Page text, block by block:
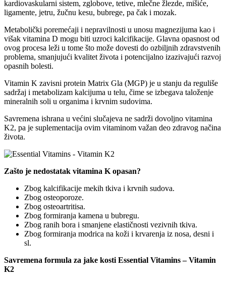
kardiovaskularni sistem, zglobove, tetive, mlečne žlezde, mišiće,
ligamente, jetru, žučnu kesu, bubrege, pa čak i mozak.
Metabolički poremećaji i nepravilnosti u unosu magnezijuma kao i
višak vitamina D mogu biti uzroci kalcifikacije. Glavna opasnost od
ovog procesa leži u tome što može dovesti do ozbiljnih zdravstvenih
problema, smanjujući kvalitet života i potencijalno izazivajući razvoj
opasnih bolesti.
Vitamin K zavisni protein Matrix Gla (MGP) je u stanju da reguliše
sadržaj i metabolizam kalcijuma u ​​telu, čime se izbegava taloženje
mineralnih soli u organima i krvnim sudovima.
Savremena ishrana u većini slučajeva ne sadrži dovoljno vitamina
K2, pa je suplementacija ovim vitaminom važan deo zdravog načina
života.
Zašto je nedostatak vitamina K opasan?
Zbog kalcifikacije mekih tkiva i krvnih sudova.
Zbog osteoporoze.
Zbog osteoartritisa.
Zbog formiranja kamena u bubregu.
Zbog ranih bora i smanjene elastičnosti vezivnih tkiva.
Zbog formiranja modrica na koži i krvarenja iz nosa, desni i
sl.
Savremena formula za jake kosti Essential Vitamins – Vitamin
K2